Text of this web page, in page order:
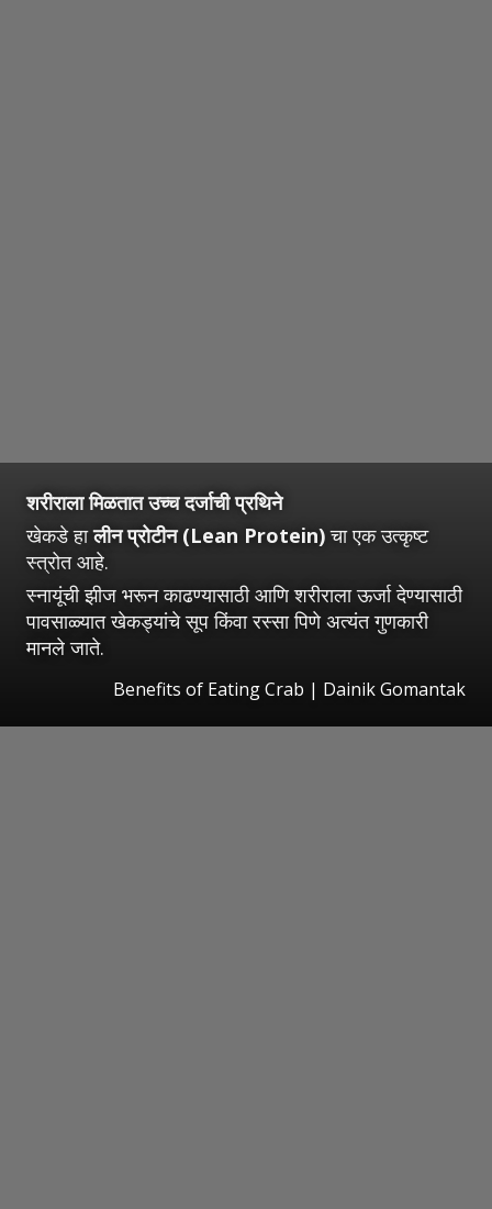
शरीराला मिळतात उच्च दर्जाची प्रथिने
खेकडे हालीन प्रोटीन (Lean Protein)चा एक उत्कृष्ट
स्त्रोत आहे.
स्नायूंची झीज भरून काढण्यासाठी आणि शरीराला ऊर्जा देण्यासाठी
पावसाळ्यात खेकड्यांचे सूप किंवा रस्सा पिणे अत्यंत गुणकारी
मानले जाते.
Benefits of Eating Crab | Dainik Gomantak